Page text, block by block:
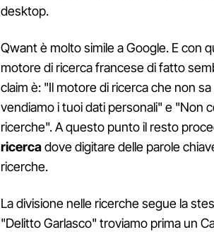
desktop.
Qwant è molto simile a Google. E con
motore di ricerca francese di fatto
claim è: "Il motore di ricerca che non
vendiamo i tuoi dati personali" e "Non
ricerche". A questo punto il resto
ricercadove digitare delle parole
ricerche.
La divisione nelle ricerche segue la
"Delitto Garlasco" troviamo prima un